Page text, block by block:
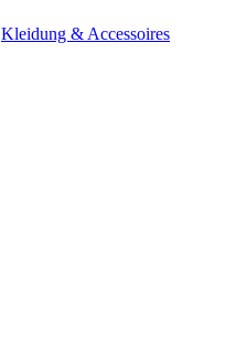
Kleidung & Accessoires